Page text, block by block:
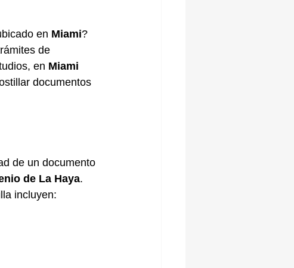
en Miami?
de
en Miami
documentos
de un documento
de La Haya.
incluyen: